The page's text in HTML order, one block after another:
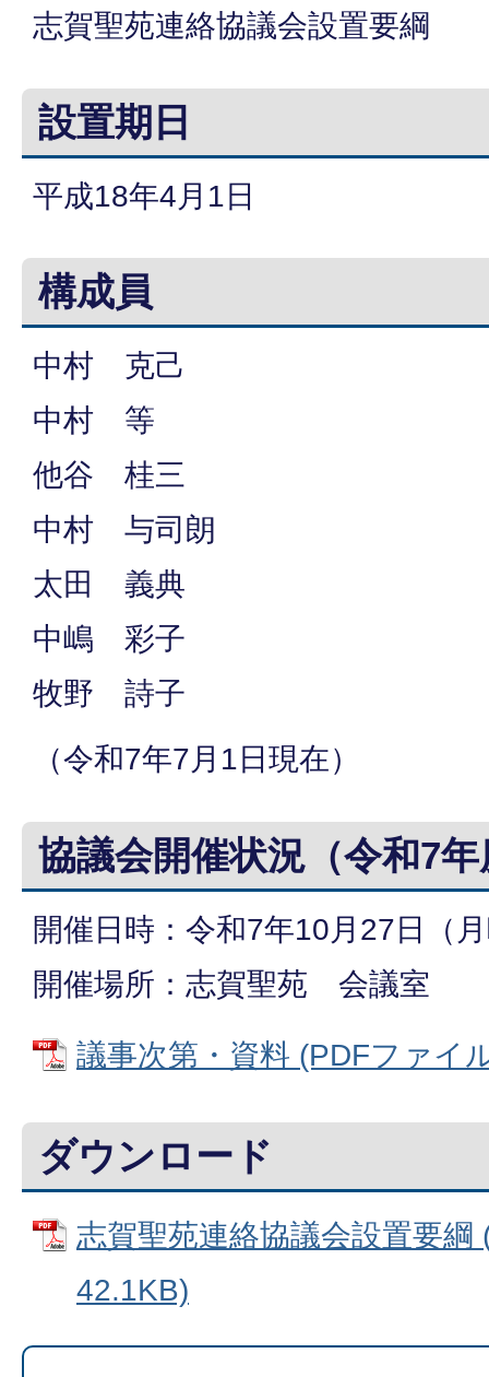
志賀聖苑連絡協議会設置要綱
設置期日
平成18年4月1日
構成員
中村 克己
中村 等
他谷 桂三
中村 与司朗
太田 義典
中嶋 彩子
牧野 詩子
（令和7年7月1日現在）
協議会開催状況（令和7年
開催日時：令和7年10月27日（
開催場所：志賀聖苑 会議室
議事次第・資料 (PDFファイ
ダウンロード
志賀聖苑連絡協議会設置要綱
42.1KB)